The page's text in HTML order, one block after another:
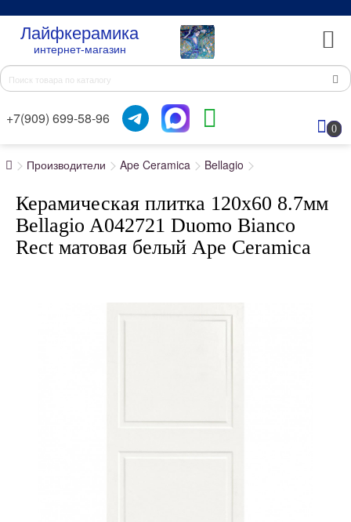
Лайфкерамика
интернет-магазин
+7(909) 699-58-96
0
Производители Ape Ceramica Bellagio
Керамическая плитка 120x60 8.7мм
Bellagio A042721 Duomo Bianco
Rect матовая белый Ape Ceramica